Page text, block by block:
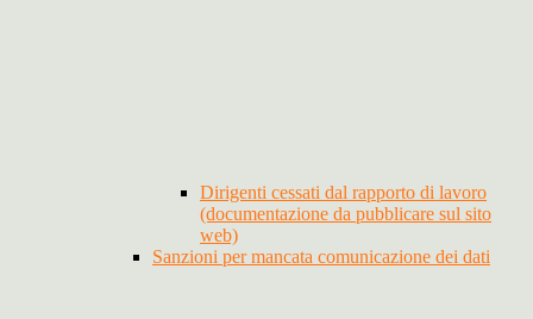
Dirigenti cessati dal rapporto di lavoro
(documentazione da pubblicare sul sito
web)
Sanzioni per mancata comunicazione dei dati